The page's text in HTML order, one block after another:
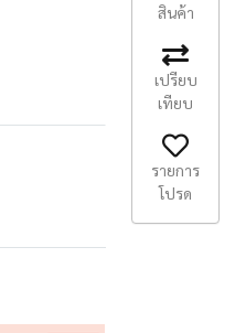
สินค้า
เปรียบ
เทียบ
รายการ
โปรด